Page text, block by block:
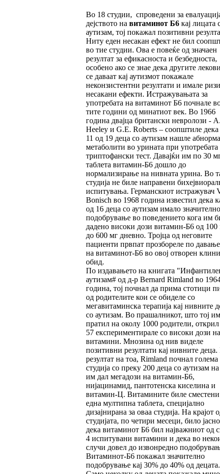
Во 18 студии, спроведени за
дејството на витаминот Б6кај лицата
аутизам, тој покажал позитивни
Ниту еден несакан ефект не бил
во тие студии. Ова е повеќе од значаен
резултат за ефикасноста и безбедноста,
особено ако се знае дека другите
се даваат кај аутизмот покажале
неконзистентни резултати и имале
несакани ефекти. Истражувањата за
употребата на витаминот Б6 почнале
тите години од минатиот век. Во 1966
година двајца британски невролози -
Heeley и G.E. Roberts – соопштиле дека
11 од 19 деца со аутизам нашле
метаболити во урината при употребата
триптофански тест. Давајќи им по 30
таблета витамин-Б6 дошло до
нормализирање на нивната урина. Во
студија не биле направени
испитувања. Германскиот истражувач
Bonisch во 1968 година известил дека
од 16 деца со аутизам имало значително
подобрување во поведението кога им
дадено високи дози витамин-Б6 од 100
до 600 мг дневно. Тројца од неговите
пациенти првпат прозбореле по
на витаминот-Б6 во овој отворен
обид.
По издавањето на книгата
аутизам# од д-р Bernard Rimland во
година, тој почнал да прима стотици
од родителите кои се обиделе со
мегавитаминска терапија кај нивните
со аутизам. Во прашалникот, што тој
пратил на околу 1000 родители, открил
57 експериментирале со високи дози на
витамини. Мнозина од нив виделе
позитивни резултати кај нивните деца.
резултат на тоа, Rimland почнал голема
студија со преку 200 деца со аутизам
им дал мегадози на витамин-Б6,
нијацинамид, пантотенска киселина и
витамин-Ц. Витамините биле
една мултипна таблета, специјално
дизајнирана за оваа студија. На крајот
студијата, по четири месеци, било јасно
дека витаминот Б6 бил најважниот од
4 испитувани витамини и дека во
случи довел до извонредно
Витаминот-Б6 покажал значително
подобрување кај 30% до 40% од децата.